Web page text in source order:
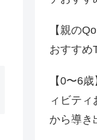
【親の
おすすめ
【0〜6
ィビテ
から導き